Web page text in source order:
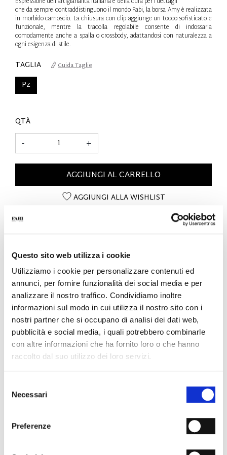
Questo sito web utilizza i cookie
Utilizziamo i cookie per personalizzare contenuti ed
annunci, per fornire funzionalità dei social media e per
analizzare il nostro traffico. Condividiamo inoltre
informazioni sul modo in cui utilizza il nostro sito con i
nostri partner che si occupano di analisi dei dati web,
pubblicità e social media, i quali potrebbero combinarle
con altre informazioni che ha fornito loro o che hanno
raccolto dal suo utilizzo dei loro servizi.
delNecessari
Preferenze
che da sempre contraddistinguono il mondo Fabi, la borsa Amy è realizzata
in morbido camoscio. La chiusura con clip aggiunge un tocco sofisticato e
funzionale, mentre la tracolla regolabile consente di indossarla
comodamente anche a spalla o crossbody, adattandosi con naturalezza a
ogni esigenza di stile.
TAGLIA Guida Taglie
Pz
QTÀ
+
-
AGGIUNGI AL CARRELLO
AGGIUNGI ALLA WISHLIST
- Colore: Marrone
- Altezza: 15.5 cm
- Lunghezza: 25 cm
- Profondità: 9.5 cm
- Made in Italy
PERCHÉ È SPECIALE?
MATERIALI PREMIUM
ARTIGIANALE
SPEDIZIONI